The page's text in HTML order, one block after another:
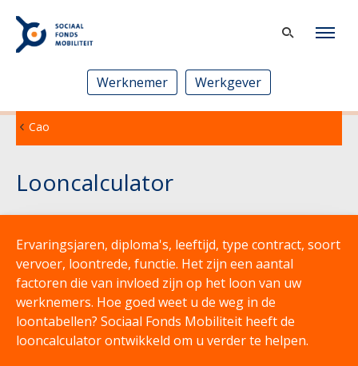
Werknemer Werkgever
Cao
Looncalculator
Ervaringsjaren, diploma's, leeftijd, type contract, soort
vervoer, loontrede, functie. Het zijn een aantal
factoren die van invloed zijn op het loon van uw
werknemers. Hoe goed weet u de weg in de
loontabellen? Sociaal Fonds Mobiliteit heeft de
looncalculator ontwikkeld om u verder te helpen.